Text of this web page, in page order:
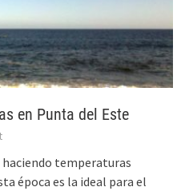
en Punta del Este
temperaturas
época es la ideal para el